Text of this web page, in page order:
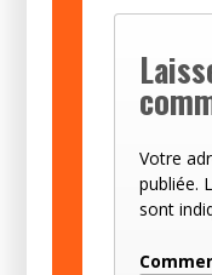
Votre
publiée.
sont